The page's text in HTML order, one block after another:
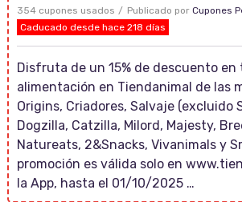
354 cupones usados Publicado por Cupones
Caducado desde hace 218 días
Disfruta de un 15% de descuento en
alimentación en Tiendanimal de las
Origins, Criadores, Salvaje (excluido
Dogzilla, Catzilla, Milord, Majesty,
Natureats, 2&Snacks, Vivanimals y
promoción es válida solo en
la App, hasta el 01/10/2025 …